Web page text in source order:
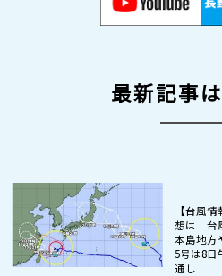
最新記事
【台風
想は 台
本島地方
5号は8日
通し